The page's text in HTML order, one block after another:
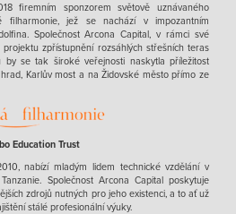
firemním sponzorem světově uznávaného
filharmonie, jež se nachází v impozantním
Společnost Arcona Capital, v rámci své
zpřístupnění rozsáhlých střešních teras
by se tak široké veřejnosti naskytla příležitost
Karlův most a na Židovské město přímo ze
Education Trust
nabízí mladým lidem technické vzdělání v
Společnost Arcona Capital poskytuje
zdrojů nutných pro jeho existenci, a to ať už
stálé profesionální výuky.